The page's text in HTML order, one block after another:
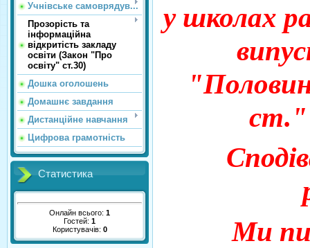
Учнівське самоврядув...
Прозорість та
інформаційна
відкритість закладу
освіти (Закон "Про
освіту" ст.30)
Дошка оголошень
Домашнє завдання
Дистанційне навчання
Цифрова грамотність
Статистика
Онлайн всього: 1
Гостей: 1
Користувачів: 0
у школах
ст."
Ми